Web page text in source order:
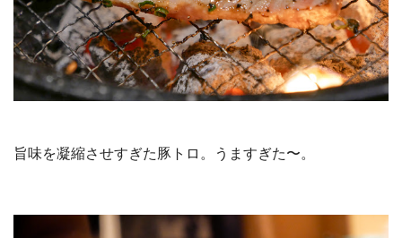
旨味を凝縮させすぎた豚トロ。うますぎた〜。